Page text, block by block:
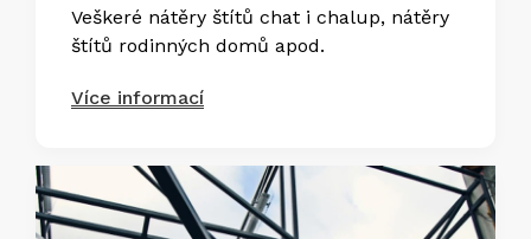
Veškeré nátěry štítů chat i chalup, nátěry
štítů rodinných domů apod.
Více informací